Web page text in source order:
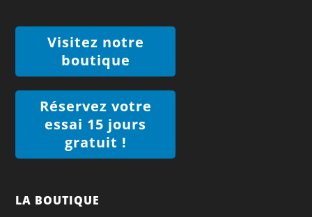
Visitez notre
boutique
Réservez votre
essai 15 jours
gratuit !
LA BOUTIQUE